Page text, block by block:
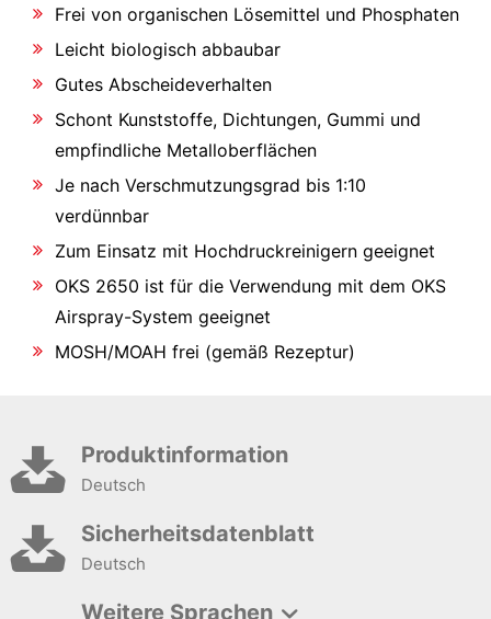
Frei von organischen Lösemittel und Phosphaten
Leicht biologisch abbaubar
Gutes Abscheideverhalten
Schont Kunststoffe, Dichtungen, Gummi und
empfindliche Metalloberflächen
Je nach Verschmutzungsgrad bis 1:10
verdünnbar
Zum Einsatz mit Hochdruckreinigern geeignet
OKS 2650 ist für die Verwendung mit dem OKS
Airspray-System geeignet
MOSH/MOAH frei (gemäß Rezeptur)
Produktinformation
Deutsch
Sicherheitsdatenblatt
Deutsch
Weitere Sprachen